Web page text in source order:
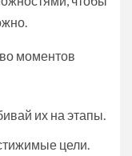
моментов
их на этапы.
цели.